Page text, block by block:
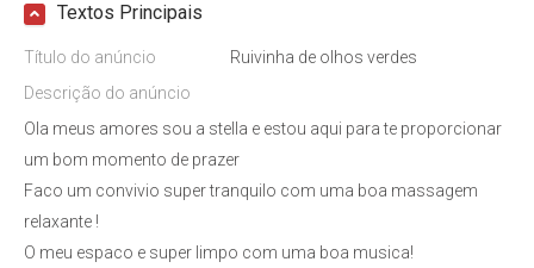
Textos Principais
Título do anúncio
Ruivinha de olhos verdes
Descrição do anúncio
Ola meus amores sou a stella e estou aqui para te proporcionar
um bom momento de prazer
Faco um convivio super tranquilo com uma boa massagem
relaxante !
O meu espaco e super limpo com uma boa musica!